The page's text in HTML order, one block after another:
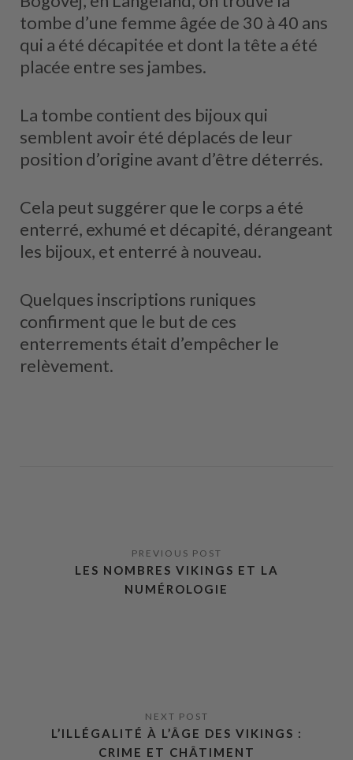
tombe d’une femme âgée de 30 à 40 ans
qui a été décapitée et dont la tête a été
placée entre ses jambes.
La tombe contient des bijoux qui
semblent avoir été déplacés de leur
position d’origine avant d’être déterrés.
Cela peut suggérer que le corps a été
enterré, exhumé et décapité, dérangeant
les bijoux, et enterré à nouveau.
Quelques inscriptions runiques
confirment que le but de ces
enterrements était d’empêcher le
relèvement.
LES NOMBRES VIKINGS ET LA
NUMÉROLOGIE
L’ILLÉGALITÉ À L’ÂGE DES VIKINGS :
CRIME ET CHÂTIMENT